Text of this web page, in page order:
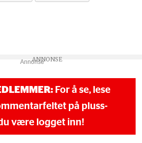
Annonse
For å se, lese
på pluss-
være logget inn!